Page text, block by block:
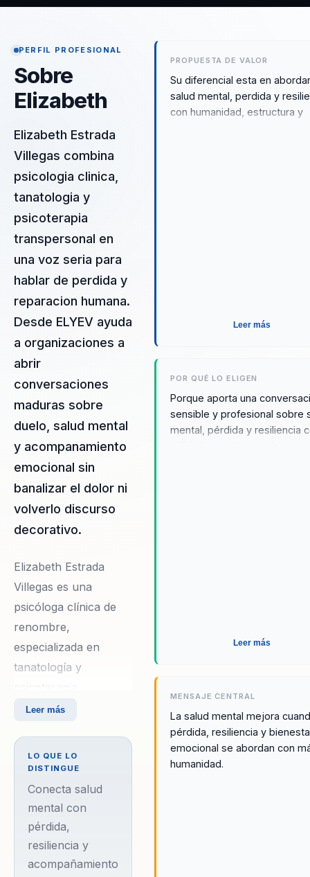
PERFIL PROFESIONAL
Sobre
Elizabeth
Elizabeth Estrada
Villegas combina
psicologia clinica,
tanatologia y
psicoterapia
transpersonal en
una voz seria para
hablar de perdida y
reparacion humana.
Desde ELYEV ayuda
a organizaciones a
abrir
conversaciones
maduras sobre
duelo, salud mental
y acompanamiento
emocional sin
banalizar el dolor ni
volverlo discurso
decorativo.
Elizabeth Estrada
Villegas es una
psicóloga clínica de
renombre,
especializada en
tanatología y
transpersonal, con
ha posicionado como
una líder en el ámbito
de la psicología
holística en América
Latina. Como
fundadora de ELYEV,
ha desarrollado un
Leer más
LO QUE LO
DISTINGUE
Conecta salud
mental con
pérdida,
resiliencia y
acompañamiento
PROPUESTA DE VALOR
Su diferencial esta en
salud mental, perdida y
con humanidad, estructura y
Leer más
POR QUÉ LO ELIGEN
Porque aporta una
sensible y profesional sobre
mental, pérdida y resiliencia
Leer más
MENSAJE CENTRAL
La salud mental mejora
pérdida, resiliencia y
emocional se abordan con
humanidad.